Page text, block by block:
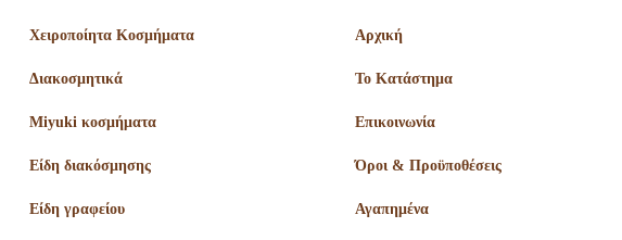
Χειροποίητα Κοσμήματα
Διακοσμητικά
Miyuki κοσμήματα
Είδη διακόσμησης
Είδη γραφείου
Αρχική
Το Κατάστημα
Επικοινωνία
Όροι & Προϋποθέσεις
Αγαπημένα